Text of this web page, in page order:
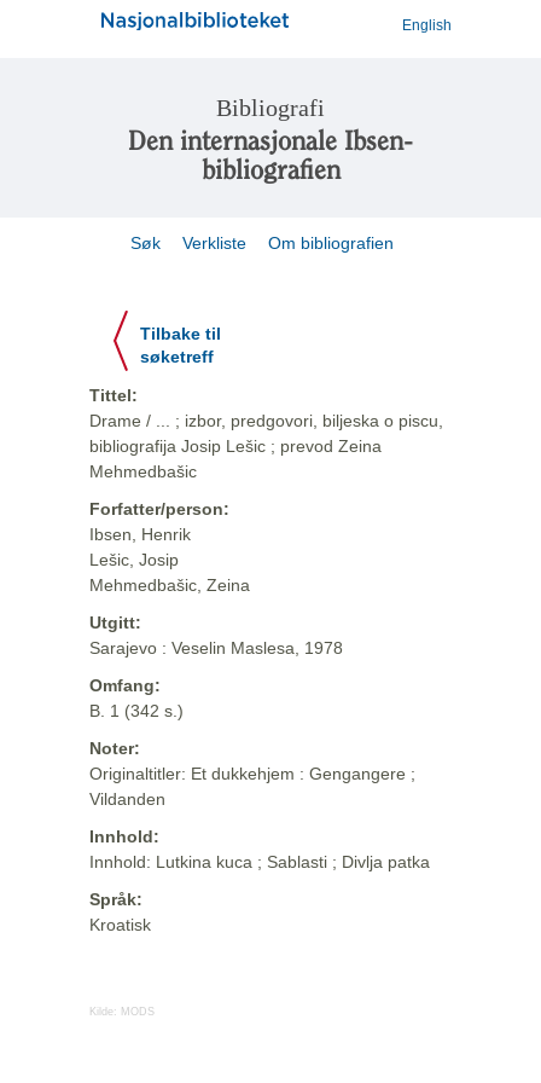
English
Bibliografi
Den internasjonale Ibsen-
bibliografien
Søk Verkliste Om bibliografien
Tilbake til
søketreff
Tittel:
Drame / ... ; izbor, predgovori, biljeska o piscu,
bibliografija Josip Lešic ; prevod Zeina
Mehmedbašic
Forfatter/person:
Ibsen, Henrik
Lešic, Josip
Mehmedbašic, Zeina
Utgitt:
Sarajevo : Veselin Maslesa, 1978
Omfang:
B. 1 (342 s.)
Noter:
Originaltitler: Et dukkehjem : Gengangere ;
Vildanden
Innhold:
Innhold: Lutkina kuca ; Sablasti ; Divlja patka
Språk:
Kroatisk
Kilde: MODS